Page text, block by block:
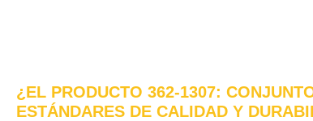
¿EL PRODUCTO 362-1307:
ESTÁNDARES DE CALIDAD Y